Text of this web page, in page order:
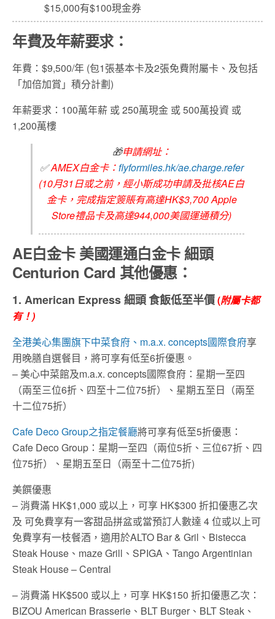
$15,000有$100現金券
年費及年薪要求：
年費：$9,500/年 (包1張基本卡及2張免費附屬卡、及包括
「加倍加賞」積分計劃)
年薪要求：100萬年薪 或 250萬現金 或 500萬投資 或
1,200萬樓
🎁申請網址：
✅AMEX白金卡：flyformiles.hk/ae.charge.refer
(10月31日或之前，經小斯成功申請及批核AE白
金卡，完成指定簽賬有高達HK$3,700 Apple
Store禮品卡及高達944,000美國運通積分)
AE白金卡 美國運通白金卡細頭
Centurion Card 其他優惠：
1. American Express細頭食飯低至半價(附屬卡都
有！)
全港美心集團旗下中菜食府、m.a.x. concepts國際食府享
用晚膳自選餐目，將可享有低至6折優惠。
– 美心中菜館及m.a.x. concepts國際食府：星期一至四
（兩至三位6折、四至十二位75折）、星期五至日（兩至
十二位75折）
Cafe Deco Group之指定餐廳將可享有低至5折優惠：
Cafe Deco Group：星期一至四（兩位5折、三位67折、四
位75折）、星期五至日（兩至十二位75折)
美饌優惠
– 消費滿 HK$1,000 或以上，可享 HK$300 折扣優惠乙次
及 可免費享有一客甜品拼盆或當預訂人數達 4 位或以上可
免費享有一枝餐酒，適用於ALTO Bar & Gril、Bistecca
Steak House、maze Grill、SPIGA、Tango Argentinian
Steak House – Central
– 消費滿 HK$500 或以上，可享 HK$150 折扣優惠乙次：
BIZOU American Brasserie、BLT Burger、BLT Steak、